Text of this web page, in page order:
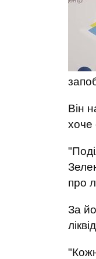
Він
хоче
про
За